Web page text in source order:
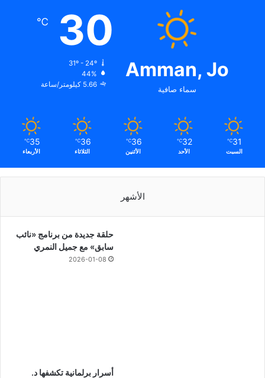
Amman, Jo
سماء صافية
30
℃
31º - 24º
44%
5.66 كيلومتر/ساعة
31
℃
السبت
32
℃
الأحد
36
℃
الأثنين
36
℃
الثلاثاء
35
℃
الأربعاء
الأشهر
حلقة جديدة من برنامج «نائب
سابق» مع جميل النمري
2026-01-08
أسرار برلمانية تكشفها د.